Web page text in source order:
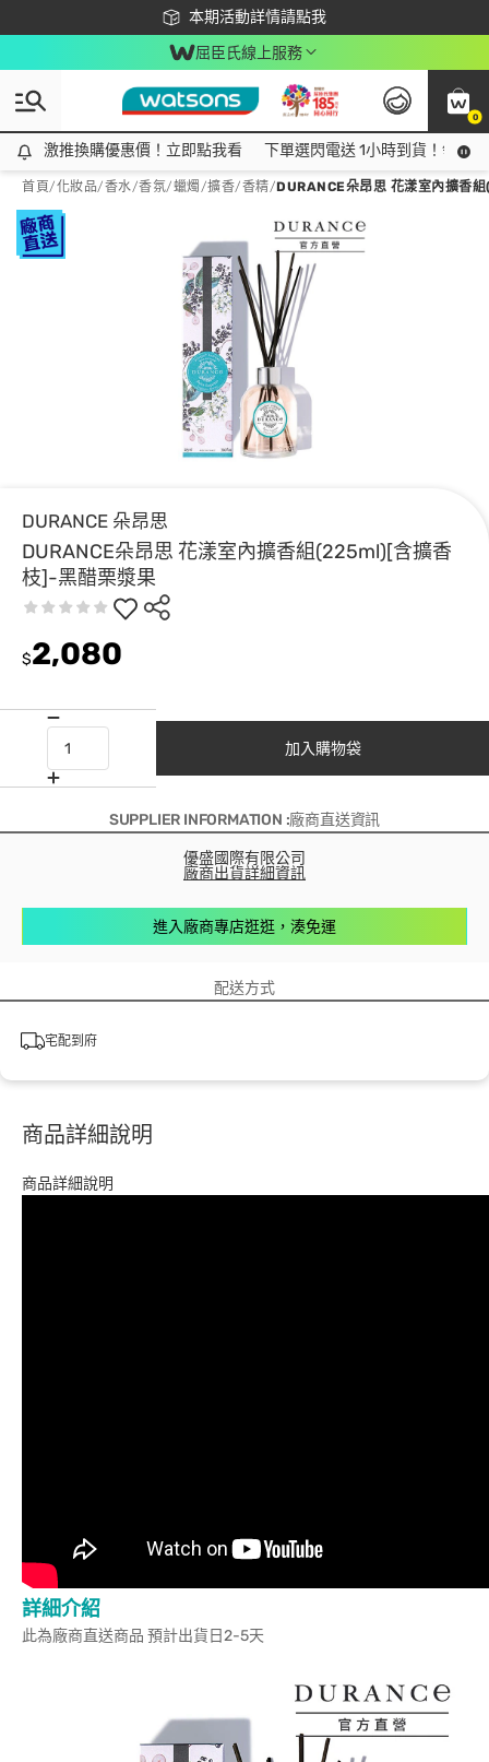
本期活動詳情請點我
下載app最高回饋$350
屈臣氏線上服務
0
激推換購優惠價！立即點我看
激推換購優惠價！立即點我看 下單選閃電送 1小時到貨！領神
首頁/化妝品/香水/香氛/蠟燭/擴香/香精/DURANCE朵昂思 花漾室內擴香
DURANCE 朵昂思
DURANCE朵昂思 花漾室內擴香組(225ml)[含擴香
枝]-黑醋栗漿果
$2,080
加入購物袋
SUPPLIER INFORMATION :廠商直送資訊
優盛國際有限公司
廠商出貨詳細資訊
進入廠商專店逛逛，湊免運
配送方式
宅配到府
商品詳細說明
商品詳細說明
詳細介紹
此為廠商直送商品 預計出貨日2-5天